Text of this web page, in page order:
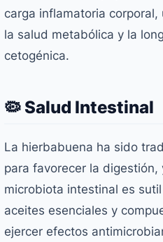
carga inflamatoria
la salud metabólica y la
cetogénica.
🦠 Salud Intestinal
La hierbabuena ha sido
para favorecer la digestión,
microbiota intestinal es
aceites esenciales y
ejercer efectos